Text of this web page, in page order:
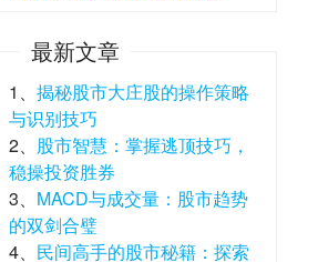
最新文章
1、 揭秘股市大庄股的操作策略
与识别技巧
2、 股市智慧：掌握逃顶技巧，
稳操投资胜券
3、 MACD与成交量：股市趋势
的双剑合璧
4、 民间高手的股市秘籍：探索